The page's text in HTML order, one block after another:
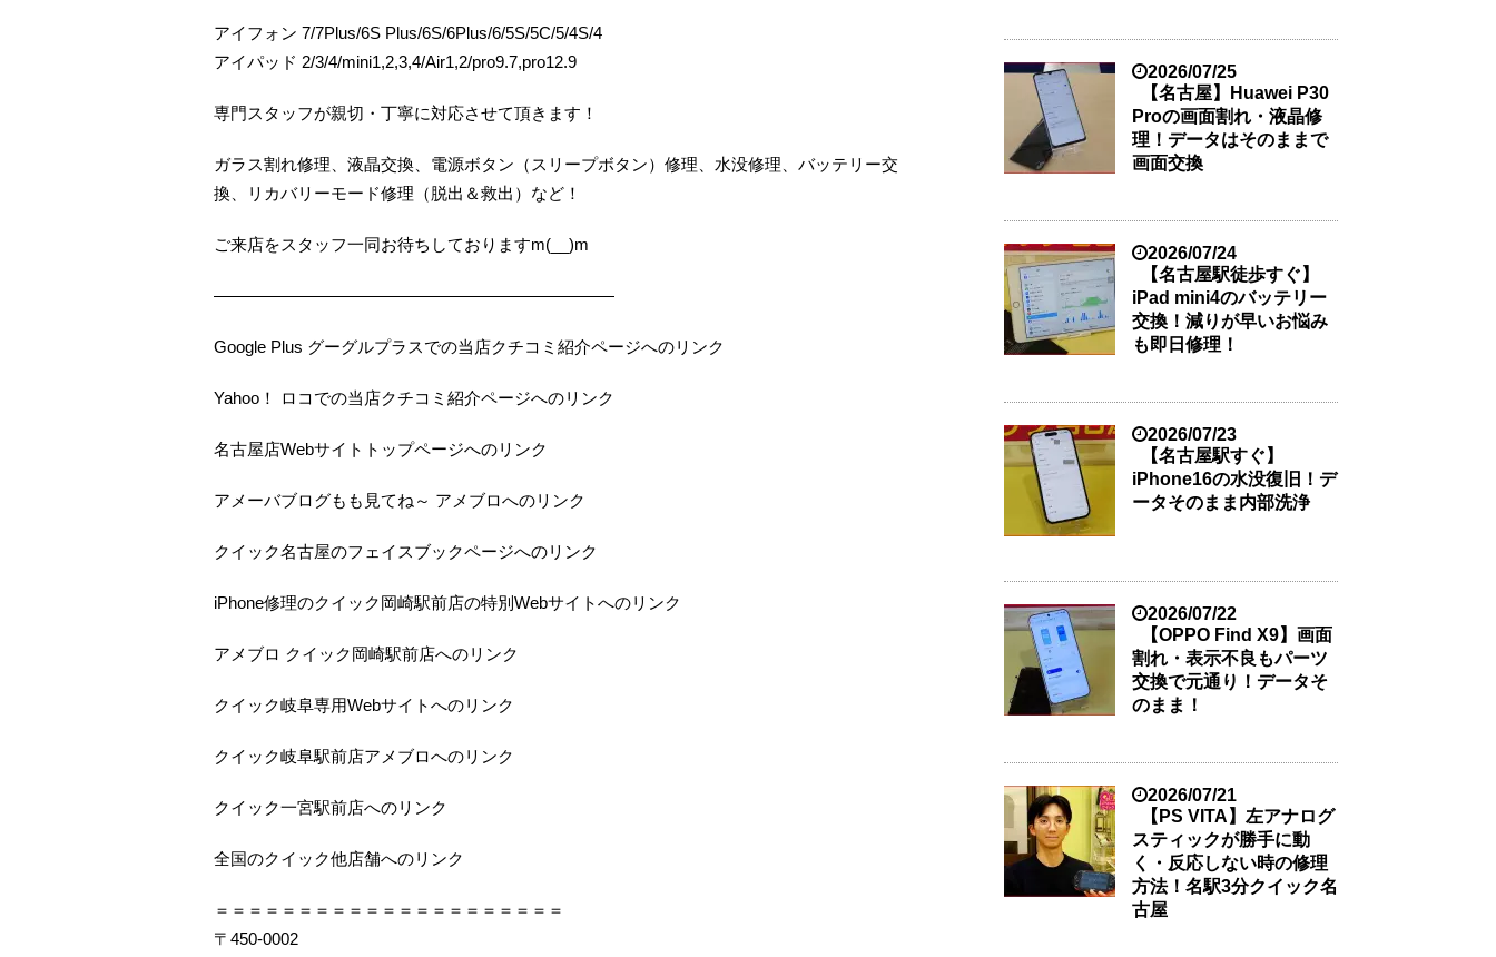
アイフォン 7/7Plus/6S Plus/6S/6Plus/6/5S/5C/5/4S/4
アイパッド 2/3/4/mini1,2,3,4/Air1,2/pro9.7,pro12.9
専門スタッフが親切・丁寧に対応させて頂きます！
ガラス割れ修理、液晶交換、電源ボタン（スリープボタン）修理、水没修理、バッテリー交
換、リカバリーモード修理（脱出＆救出）など！
ご来店をスタッフ一同お待ちしておりますm(__)m
————————————————————————
Google Plus グーグルプラスでの当店クチコミ紹介ページへのリンク
Yahoo！ ロコでの当店クチコミ紹介ページへのリンク
名古屋店Webサイトトップページへのリンク
アメーバブログもも見てね～ アメブロへのリンク
クイック名古屋のフェイスブックページへのリンク
iPhone修理のクイック岡崎駅前店の特別Webサイトへのリンク
アメブロ クイック岡崎駅前店へのリンク
クイック岐阜専用Webサイトへのリンク
クイック岐阜駅前店アメブロへのリンク
クイック一宮駅前店へのリンク
全国のクイック他店舗へのリンク
＝＝＝＝＝＝＝＝＝＝＝＝＝＝＝＝＝＝＝＝＝
〒450-0002
2026/07/25
【名古屋】Huawei P30
Proの画面割れ・液晶修
理！データはそのままで
画面交換
2026/07/24
【名古屋駅徒歩すぐ】
iPad mini4のバッテリー
交換！減りが早いお悩み
も即日修理！
2026/07/23
【名古屋駅すぐ】
iPhone16の水没復旧！デ
ータそのまま内部洗浄
2026/07/22
【OPPO Find X9】画面
割れ・表示不良もパーツ
交換で元通り！データそ
のまま！
2026/07/21
【PS VITA】左アナログ
スティックが勝手に動
く・反応しない時の修理
方法！名駅3分クイック名
古屋